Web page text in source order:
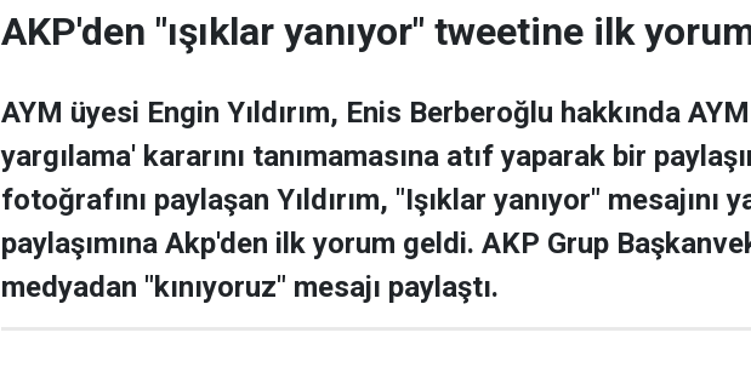
AKP'den "ışıklar yanıyor" tweetine ilk
AYM üyesi Engin Yıldırım, Enis Berberoğlu hakkında
yargılama' kararını tanımamasına atıf yaparak bir
fotoğrafını paylaşan Yıldırım, "Işıklar yanıyor" mesajını
paylaşımına Akp'den ilk yorum geldi. AKP Grup
medyadan "kınıyoruz" mesajı paylaştı.